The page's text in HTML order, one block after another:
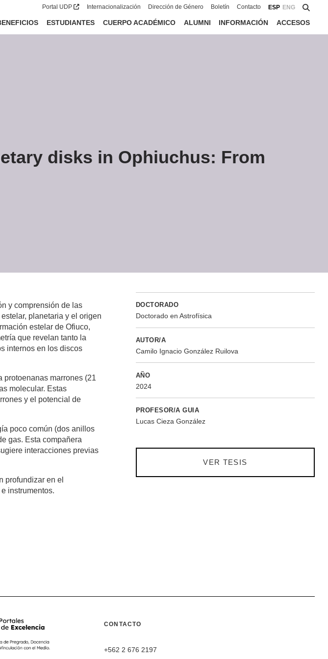
Portal UDP Internacionalización Dirección de Género Boletín Contacto ESP ENG
ESTUDIANTES CUERPO ACADÉMICO ALUMNI INFORMACIÓN ACCESOS
disks in Ophiuchus: From
y comprensión de las
planetaria y el origen
estelar de Ofiuco,
que revelan tanto la
internos en los discos
protoenanas marrones (21
molecular. Estas
y el potencial de
poco común (dos anillos
gas. Esta compañera
interacciones previas
profundizar en el
instrumentos.
DOCTORADO
Doctorado en Astrofísica
AUTOR/A
Camilo Ignacio González Ruilova
AÑO
2024
PROFESOR/A GUIA
Lucas Cieza González
VER TESIS
CONTACTO
+562 2 676 2197